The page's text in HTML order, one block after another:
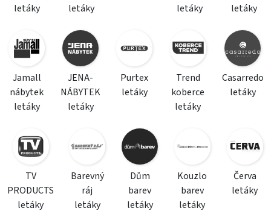
letáky
letáky
letáky
letáky
Jamall
nábytek
letáky
JENA-
NÁBYTEK
letáky
Purtex
letáky
Trend
koberce
letáky
Casarredo
letáky
TV
PRODUCTS
letáky
Barevný
ráj
letáky
Dům
barev
letáky
Kouzlo
barev
letáky
Červa
letáky